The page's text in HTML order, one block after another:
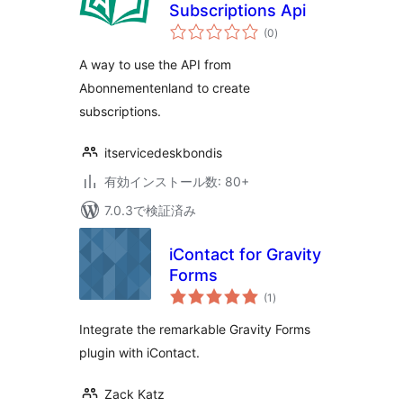
Subscriptions Api
(0個
の)
A way to use the API from
Abonnementenland to create
subscriptions.
itservicedeskbondis
有効インストール数: 80+
7.0.3で検証済み
iContact for Gravity
Forms
(1 個
の
価
)
Integrate the remarkable Gravity Forms
plugin with iContact.
Zack Katz